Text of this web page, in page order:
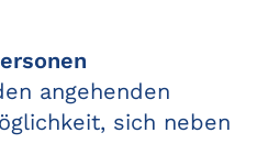
angehenden
sich neben